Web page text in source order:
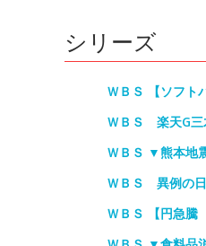
シリーズ
ＷＢＳ 【ソフト
ＷＢＳ 楽天G三
ＷＢＳ ▼熊本地
ＷＢＳ 異例の
ＷＢＳ 【円急騰